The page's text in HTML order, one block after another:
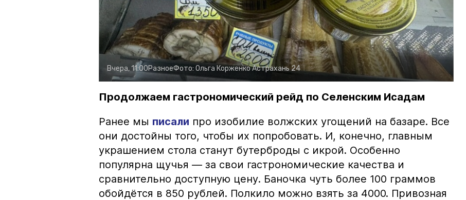
Вчера, 11:00РазноеФото: Ольга КорженкоАстрахань 24
Продолжаем гастрономический рейд по Селенским Исадам
Ранее мы писали про изобилие волжских угощений на базаре. Все
они достойны того, чтобы их попробовать. И, конечно, главным
украшением стола станут бутерброды с икрой. Особенно
популярна щучья — за свои гастрономические качества и
сравнительно доступную цену. Баночка чуть более 100 граммов
обойдётся в 850 рублей. Полкило можно взять за 4000. Привозная